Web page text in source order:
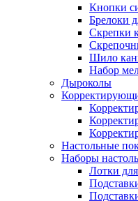
Кнопки
Брелоки
Скрепки
Шило
Набор
Дыроколы
Настольные
Наборы
Лотки